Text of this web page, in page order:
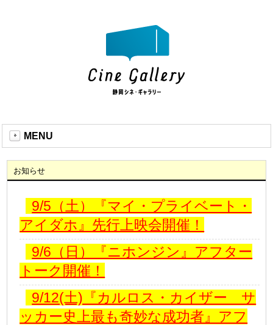
MENU
お知らせ
9/5（土）『マイ・プライベート・
アイダホ』先行上映会開催！
9/6（日）『ニホンジン』アフター
トーク開催！
9/12(土)『カルロス・カイザー サ
ッカー史上最も奇妙な成功者』アフ